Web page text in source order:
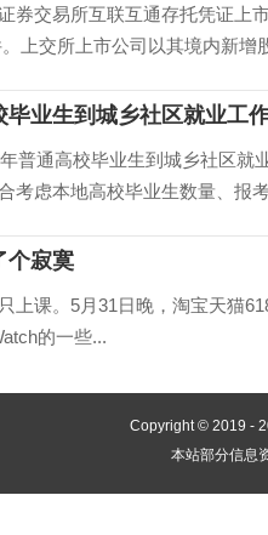
券交易所互联互通存托凭证
上交所上市公司以其境内新增
毕业生到城乡社区就业工
普通高校毕业生到城乡社区
考虑本地高校毕业生数量、报
个寂寞
上课。5月31日晚，淘宝天猫
的一些...
Copyright © 2019 -
本站部分信息